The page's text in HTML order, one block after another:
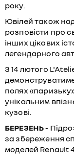
року.
Ювілей також
розповісти про
інших цікавих
легендарного
З 14 лютого
полях
унікальним
кузові.
БЕРЕЗЕНЬ-
за збереження
моделей Renault